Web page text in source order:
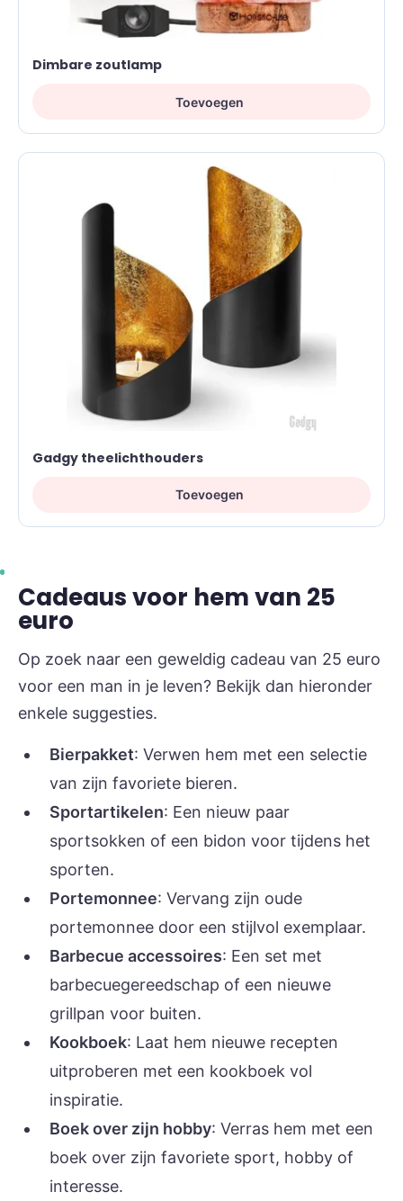
Dimbare zoutlamp
Toevoegen
Gadgy theelichthouders
Toevoegen
Cadeaus voor hem van 25
euro
Op zoek naar een geweldig cadeau van 25 euro
voor een man in je leven? Bekijk dan hieronder
enkele suggesties.
Bierpakket: Verwen hem met een selectie
van zijn favoriete bieren.
Sportartikelen: Een nieuw paar
sportsokken of een bidon voor tijdens het
sporten.
Portemonnee: Vervang zijn oude
portemonnee door een stijlvol exemplaar.
Barbecue accessoires: Een set met
barbecuegereedschap of een nieuwe
grillpan voor buiten.
Kookboek: Laat hem nieuwe recepten
uitproberen met een kookboek vol
inspiratie.
Boek over zijn hobby: Verras hem met een
boek over zijn favoriete sport, hobby of
interesse.